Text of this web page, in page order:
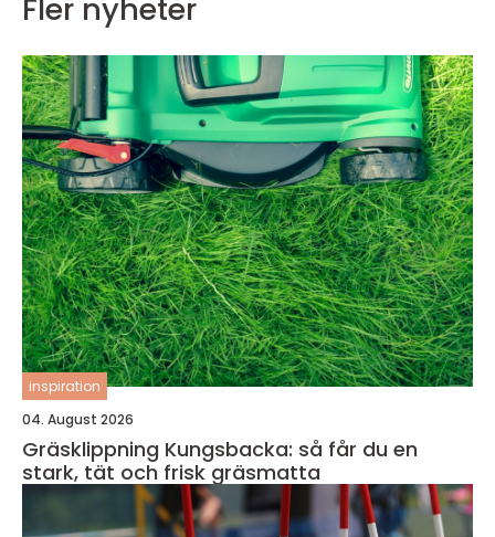
Fler nyheter
inspiration
04. August 2026
Gräsklippning Kungsbacka: så får du en
stark, tät och frisk gräsmatta